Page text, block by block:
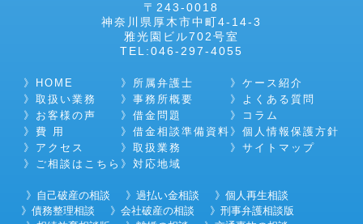
〒243-0018
神奈川県厚木市中町4-14-3
雅光園ビル702号室
TEL:046-297-4055
HOME
取扱い業務
お客様の声
費 用
アクセス
ご相談はこちら
所属弁護士
事務所概要
借金問題
借金相談準備資料
取扱業務
対応地域
ケース紹介
よくある質問
コラム
個人情報保護方針
サイトマップ
自己破産の相談 過払い金相談
個人再生相談
債務整理相談
会社破産の相談
刑事弁護相談版